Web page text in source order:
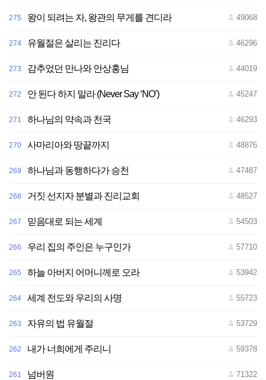
275 왕이 되려는 자, 왕관의 무게를 견디라 49068
274 유월절은 살리는 진리다 46296
273 감추었던 만나와 안상홍님 44019
272 안 된다 하지 말라 (Never Say ‘NO’) 45247
271 하나님의 약속과 천국 46293
270 사마리아와 땅끝까지 48876
269 하나님과 동행하다가 승천 47487
268 거짓 선지자 분별과 진리교회 48527
267 믿음대로 되는 세계 54503
266 우리 집의 주인은 누구인가 57710
265 하늘 아버지 어머니께로 오라 53942
264 세계 전도와 우리의 사명 55723
263 자유의 법 유월절 53729
262 내가 너희에게 주리니 59378
261 넘버원 71322